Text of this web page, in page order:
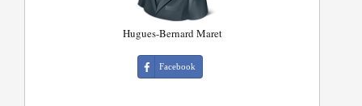
Hugues-Bernard Maret
Facebook